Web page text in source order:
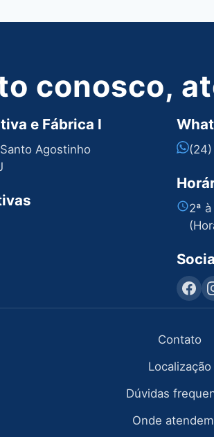
conosco,
e Fábrica I
Agostinho
2ª
Contato
Localização
Dúvidas
Onde